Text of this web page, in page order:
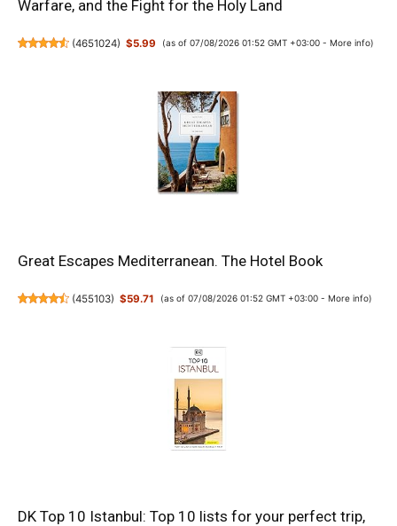
Warfare, and the Fight for the Holy Land
(4651024) $5.99 (as of 07/08/2026 01:52 GMT +03:00 - More info)
Great Escapes Mediterranean. The Hotel Book
(455103) $59.71 (as of 07/08/2026 01:52 GMT +03:00 - More info)
DK Top 10 Istanbul: Top 10 lists for your perfect trip,